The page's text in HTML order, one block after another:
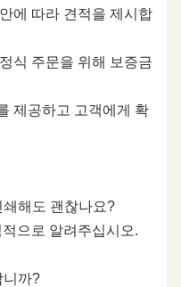
에 따라 견적을 제시합
식 주문을 위해 보증금
제공하고 고객에게 확
해도 괜찮나요?
으로 알려주십시오.
니까?